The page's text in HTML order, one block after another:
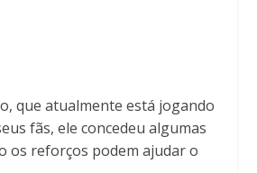
que atualmente está jogando
fãs, ele concedeu algumas
os reforços podem ajudar o